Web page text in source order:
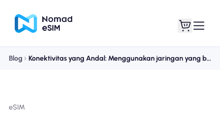
Blog Konektivitas yang Andal: Menggunakan jaringan yang berbeda dengan satu eSIM perjalanan
eSIM